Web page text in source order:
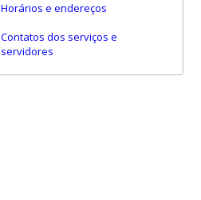
Horários e endereços
Contatos dos serviços e
servidores